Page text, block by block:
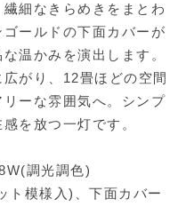
細なきらめきをまとわ
ールドの下面カバーが
温かみを演出します。
がり、12畳ほどの空間
ーな雰囲気へ。シンプ
を放つ一灯です。
調光調色)
模様入)、下面カバー